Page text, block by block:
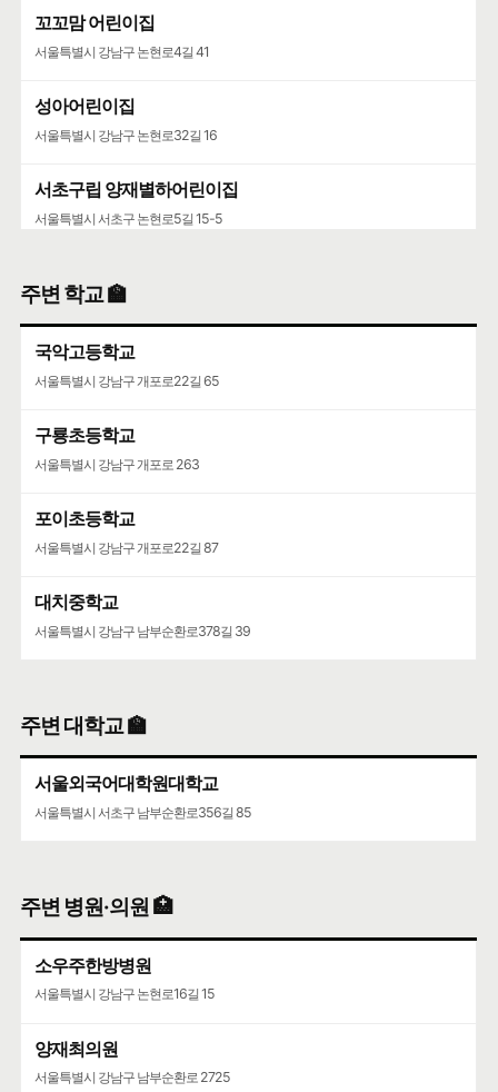
꼬꼬맘 어린이집
서울특별시 강남구 논현로4길 41
성아어린이집
서울특별시 강남구 논현로32길 16
서초구립 양재별하어린이집
서울특별시 서초구 논현로5길 15-5
서울특별시 서초구 논현로5길 28
양재동주민사회복지관·서초한별어린이집
서울특별시 서초구 마방로2길 15-9
서초구립양재목련어린이집
서울특별시 서초구 언남16길 37
주변 학교 🏫
국악고등학교
서울특별시 강남구 개포로22길 65
구룡초등학교
서울특별시 강남구 개포로 263
포이초등학교
서울특별시 강남구 개포로22길 87
대치중학교
서울특별시 강남구 남부순환로378길 39
주변 대학교 🏫
서울외국어대학원대학교
서울특별시 서초구 남부순환로356길 85
주변 병원·의원 🏥
소우주한방병원
서울특별시 강남구 논현로16길 15
양재최의원
서울특별시 강남구 남부순환로 2725